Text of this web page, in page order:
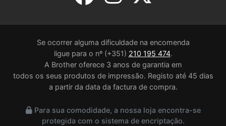
Se ocorrer alguma dificuldade na encomenda
ligue para o nº (+351) 210 195 474.
A Brother oferece 3 anos de garantia em
todos os seus produtos de impressão. Registo até 45 dias
a partir da data da factura de compra.
Para sua comodidade, a nossa loja encontra-se
protegida com o sistema de encriptação.